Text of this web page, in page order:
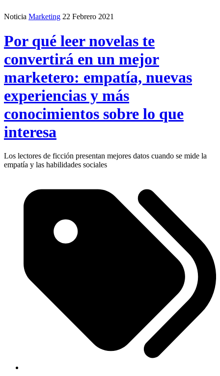
Noticia Marketing 22 Febrero 2021
Por qué leer novelas te
convertirá en un mejor
marketero: empatía, nuevas
experiencias y más
conocimientos sobre lo que
interesa
Los lectores de ficción presentan mejores datos cuando se mide la
empatía y las habilidades sociales